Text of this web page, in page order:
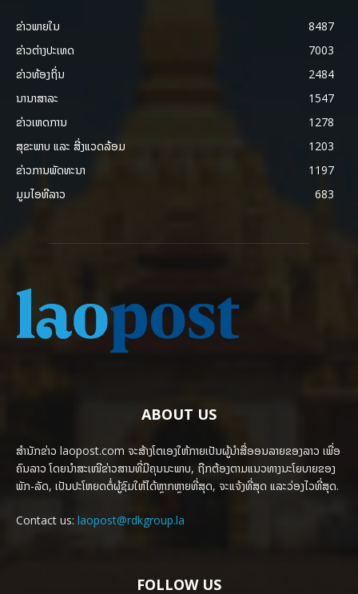
ຂ່າວພາຍ​ໃນ
8487
ຂ່າວຕ່າງປະເທດ
7003
ຂ່າວທ້ອງຖິ່ນ
2484
ນານາສາລະ
1547
ຂ່າວເຫດການ
1278
ສຸຂະພາບ ແລະ ສີ່ງແວດລ້ອມ
1203
ຂ່າວການພັດທະນາ
1197
ມູມໄອທີລາວ
683
ABOUT US
ສຳນັກຂ່າວ laopost.com ຈະສ້າງໂຕເອງໃຫ້ກາຍເປັນຜູ້ນຳສື່ອອນລາຍຂອງລາວ ເພື່ອ
ຄົນລາວ ໂດຍນຳສະເໜີຂ່າວສານທີ່ມີຄຸນນະພາບ, ຖືກຕ້ອງຕາມແນວທາງນະໂຍບາຍຂອງ
ພັກ-ລັດ, ເປັນປະໂຫຍດຕໍ່ຜູ້ຊົມໃຫ້ໄດ້ຫຼາກຫຼາຍທີ່ສຸດ, ຈະແຈ້ງທີ່ສຸດ ແລະວ່ອງໄວທີ່ສຸດ.
Contact us: laopost@rdkgroup.la
FOLLOW US